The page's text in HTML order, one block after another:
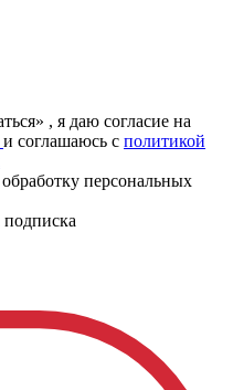
, я даю согласие на
и соглашаюсь c политикой
персональных